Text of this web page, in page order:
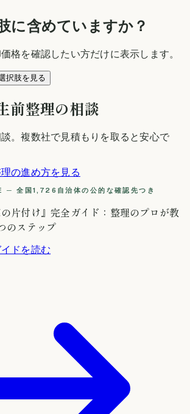
に含めていますか？
格を確認したい方だけに表示します。
択肢を見る
前整理の相談
。複数社で見積もりを取ると安心で
の進め方を見る
全国1,726自治体の公的な確認先つき
片付け』完全ガイド：整理のプロが教
のステップ
ドを読む